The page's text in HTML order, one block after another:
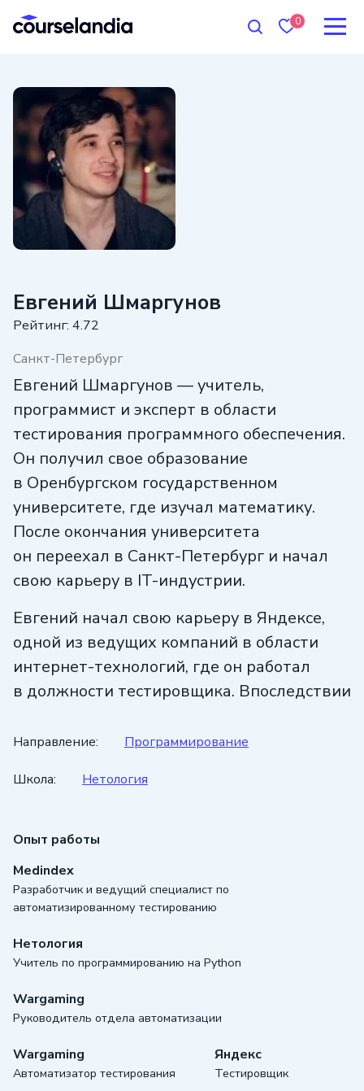
0
Евгений Шмаргунов
Рейтинг: 4.72
Санкт-Петербург
Евгений Шмаргунов — учитель,
программист и эксперт в области
тестирования программного обеспечения.
Он получил свое образование
в Оренбургском государственном
университете, где изучал математику.
После окончания университета
он переехал в Санкт-Петербург и начал
свою карьеру в IT-индустрии.
Евгений начал свою карьеру в Яндексе,
одной из ведущих компаний в области
интернет-технологий, где он работал
в должности тестировщика. Впоследствии
в качестве автоматизатора тестирования,
был повышен до руководителя отдела.
на достигнутом и постоянно стремится
к самосовершенствованию.
Он продолжает обучаться и повышать
курсы и проходя образовательные
программы. В 2017 году он приступил
к преподавательской деятельности
и начал читать лекции по языку
программирования Python в онлайн-
школе Нетология.
Направление: Программирование
Школа: Нетология
Опыт работы
Medindex
Разработчик и ведущий специалист по
автоматизированному тестированию
Нетология
Учитель по программированию на Python
Wargaming
Руководитель отдела автоматизации
Wargaming
Автоматизатор тестирования
Яндекс
Тестировщик